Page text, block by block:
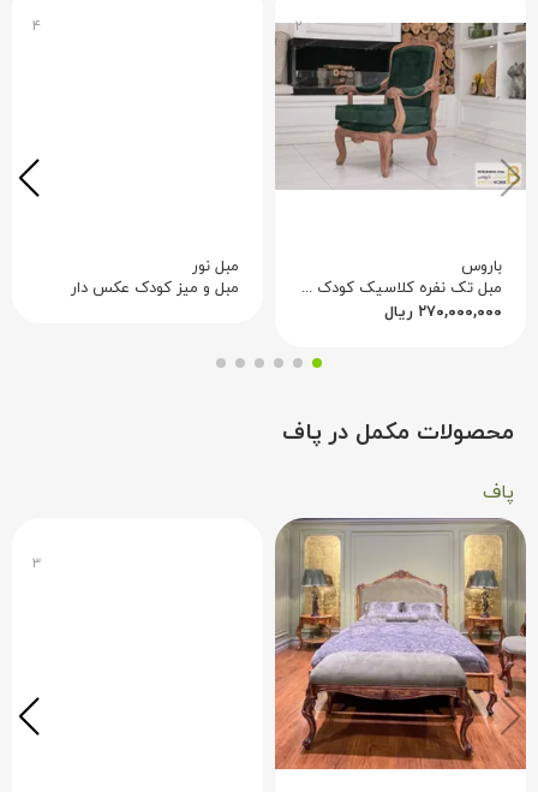
۲
باروس
مبل تک نفره کلاسیک کودک مدل مارینا
۲۷۰,۰۰۰,۰۰۰ ریال
۴
مبل نور
مبل و میز کودک عکس دار
محصولات مکمل در پاف
پاف
۳